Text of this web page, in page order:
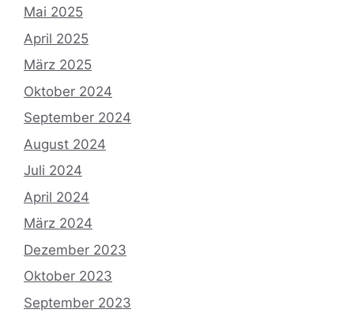
Mai 2025
April 2025
März 2025
Oktober 2024
September 2024
August 2024
Juli 2024
April 2024
März 2024
Dezember 2023
Oktober 2023
September 2023